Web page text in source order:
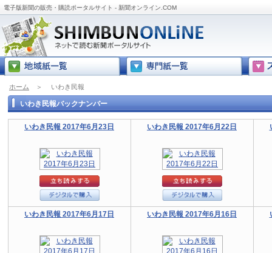
電子版新聞の販売・購読ポータルサイト - 新聞オンライン.COM
ホーム ＞ いわき民報
いわき民報バックナンバー
いわき民報 2017年6月23日 いわき民報 2017年6月22日
いわき民報 2017年6月17日 いわき民報 2017年6月16日